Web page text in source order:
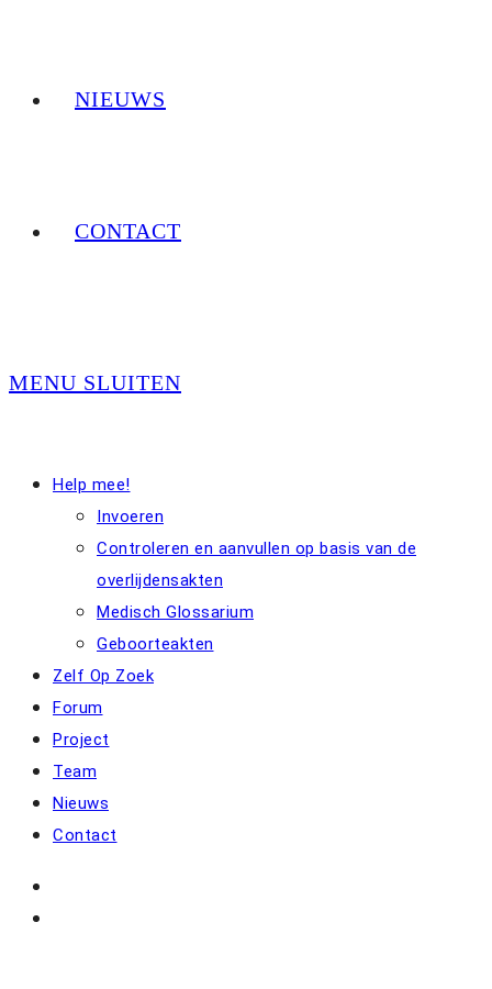
NIEUWS
CONTACT
MENU SLUITEN
Help mee!
Invoeren
Controleren en aanvullen op basis van de
overlijdensakten
Medisch Glossarium
Geboorteakten
Zelf Op Zoek
Forum
Project
Team
Nieuws
Contact